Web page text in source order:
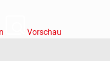
Vorschau